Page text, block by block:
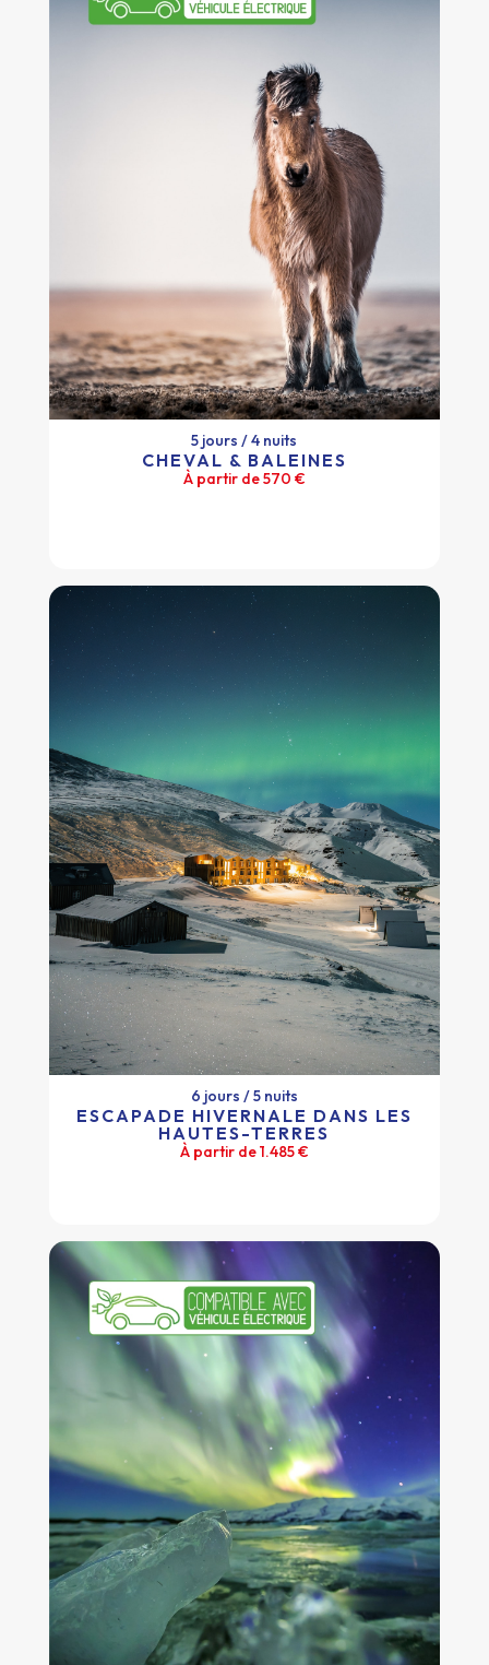
5 jours / 4 nuits
CHEVAL & BALEINES
À partir de 570 €
6 jours / 5 nuits
ESCAPADE HIVERNALE DANS LES
HAUTES-TERRES
À partir de 1.485 €
6 jours / 5 nuits
ESCAPADE HIVERNALE DANS LES
Plus d'infos